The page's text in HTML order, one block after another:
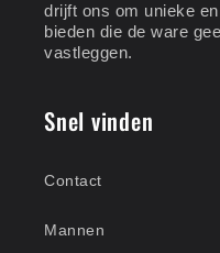
drijft ons om unieke
bieden die de ware
vastleggen.
Snel vinden
Contact
Mannen